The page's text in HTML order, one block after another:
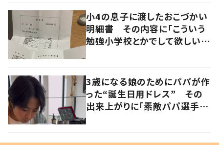
小4の息子に渡したおこづかい
明細書 その内容に「こういう
勉強小学校とかでして欲しい」
3歳になる娘のためにパパが作
った“誕生日用ドレス” その
出来上がりに「素敵パパ選手権